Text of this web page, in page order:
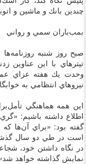
چندين بانك و ماشين و اتوبوس و
بمب‌باران سمي و رواني
صبح روز شنبه
تيتر‌هاي با اين عناوين
وحدت يك‌ هفته عزاي
نيروهاي انتظامي به
اين همه هماهنگي
اطلاع داشته باشيم:
گفته بود: «براي آن‌ها
است در طي دو سال
در نگاه داشتن خود،
نمايش گذاشته خواهد